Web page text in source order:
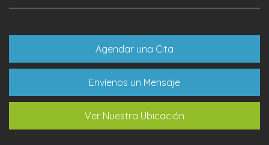
Agendar una Cita
Envíenos un Mensaje
Ver Nuestra Ubicación